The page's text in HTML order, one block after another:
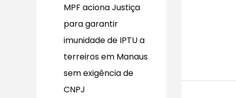
MPF aciona Justiça
para garantir
imunidade de IPTU a
terreiros em Manaus
sem exigência de
CNPJ